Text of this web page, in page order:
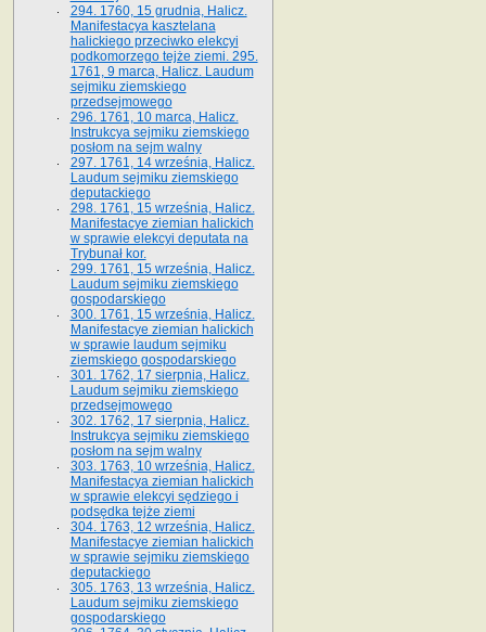
294. 1760, 15 grudnia, Halicz.
Manifestacya kasztelana
halickiego przeciwko elekcyi
podkomorzego tejże ziemi. 295.
1761, 9 marca, Halicz. Laudum
sejmiku ziemskiego
przedsejmowego
296. 1761, 10 marca, Halicz.
Instrukcya sejmiku ziemskiego
posłom na sejm walny
297. 1761, 14 września, Halicz.
Laudum sejmiku ziemskiego
deputackiego
298. 1761, 15 września, Halicz.
Manifestacye ziemian halickich
w sprawie elekcyi deputata na
Trybunał kor.
299. 1761, 15 września, Halicz.
Laudum sejmiku ziemskiego
gospodarskiego
300. 1761, 15 września, Halicz.
Manifestacye ziemian halickich
w sprawie laudum sejmiku
ziemskiego gospodarskiego
301. 1762, 17 sierpnia, Halicz.
Laudum sejmiku ziemskiego
przedsejmowego
302. 1762, 17 sierpnia, Halicz.
Instrukcya sejmiku ziemskiego
posłom na sejm walny
303. 1763, 10 września, Halicz.
Manifestacya ziemian halickich
w sprawie elekcyi sędziego i
podsędka tejże ziemi
304. 1763, 12 września, Halicz.
Manifestacye ziemian halickich
w sprawie sejmiku ziemskiego
deputackiego
305. 1763, 13 września, Halicz.
Laudum sejmiku ziemskiego
gospodarskiego